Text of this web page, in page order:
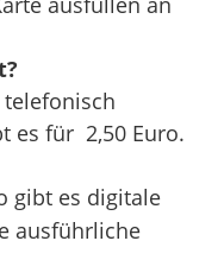
es für 2,50 Euro.
gibt es digitale
ausführliche